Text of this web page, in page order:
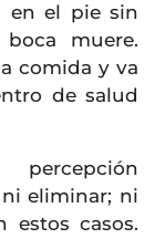
en el pie sin
muere.
comida y va
de salud
eliminar; ni
estos casos.